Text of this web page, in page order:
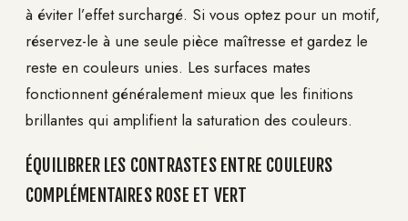
à éviter l’effet surchargé. Si vous optez pour un motif,
réservez-le à une seule pièce maîtresse et gardez le
reste en couleurs unies. Les surfaces mates
fonctionnent généralement mieux que les finitions
brillantes qui amplifient la saturation des couleurs.
ÉQUILIBRER LES CONTRASTES ENTRE COULEURS
COMPLÉMENTAIRES ROSE ET VERT